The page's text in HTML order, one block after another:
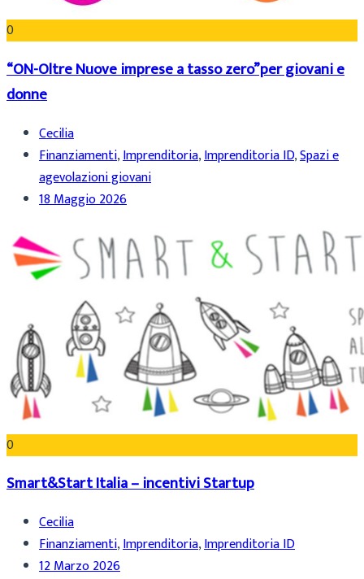
0
“ON-Oltre Nuove imprese a tasso zero”per giovani e
donne
Cecilia
Finanziamenti,Imprenditoria,Imprenditoria ID,Spazi e
agevolazioni giovani
18 Maggio 2026
0
Smart&Start Italia – incentivi Startup
Cecilia
Finanziamenti,Imprenditoria,Imprenditoria ID
12 Marzo 2026